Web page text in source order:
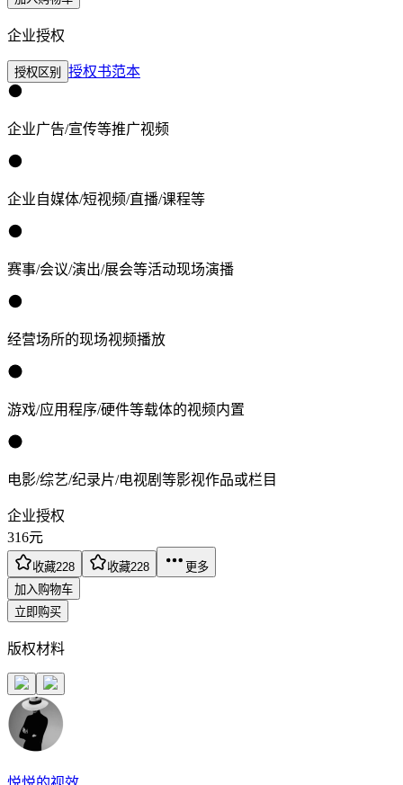
企业授权
授权区别 授权书范本
企业广告/宣传等推广视频
企业自媒体/短视频/直播/课程等
赛事/会议/演出/展会等活动现场演播
经营场所的现场视频播放
游戏/应用程序/硬件等载体的视频内置
电影/综艺/纪录片/电视剧等影视作品或栏目
企业授权
316元
收藏228 收藏228
更多
加入购物车
立即购买
版权材料